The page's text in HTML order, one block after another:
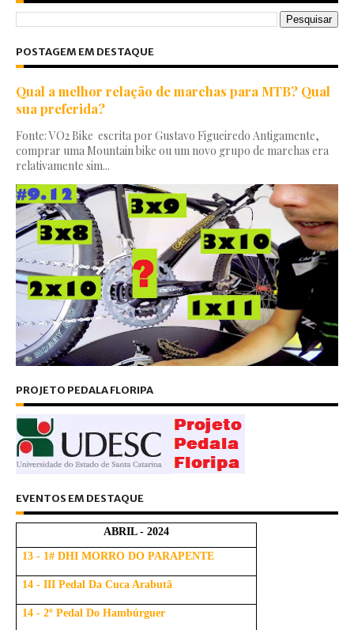
POSTAGEM EM DESTAQUE
Qual a melhor relação de marchas para MTB? Qual
sua preferida?
Fonte: VO2 Bike escrita por Gustavo Figueiredo Antigamente,
comprar uma Mountain bike ou um novo grupo de marchas era
relativamente sim...
PROJETO PEDALA FLORIPA
EVENTOS EM DESTAQUE
ABRIL - 2024
13 - 1# DHI MORRO DO PARAPENTE
14 - III Pedal Da Cuca Arabutã
14 - 2º Pedal Do Hambúrguer